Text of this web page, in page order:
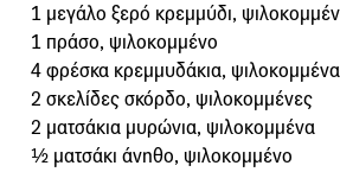
1 μεγάλο ξερό κρεμμύδι,
1 πράσο, ψιλοκομμένο
4 φρέσκα κρεμμυδάκια, ψιλοκομμένα
2 σκελίδες σκόρδο, ψιλοκομμένες
2 ματσάκια μυρώνια, ψιλοκομμένα
½ ματσάκι άνηθο, ψιλοκομμένο